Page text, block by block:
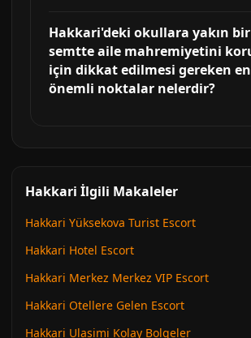
Hakkari'deki okullara yakın bir
semtte aile mahremiyetini
için dikkat edilmesi gereken en
önemli noktalar nelerdir?
Hakkari İlgili Makaleler
Hakkari Yüksekova Turist Escort
Hakkari Hotel Escort
Hakkari Merkez Merkez VIP Escort
Hakkari Otellere Gelen Escort
Hakkari Ulasimi Kolay Bolgeler